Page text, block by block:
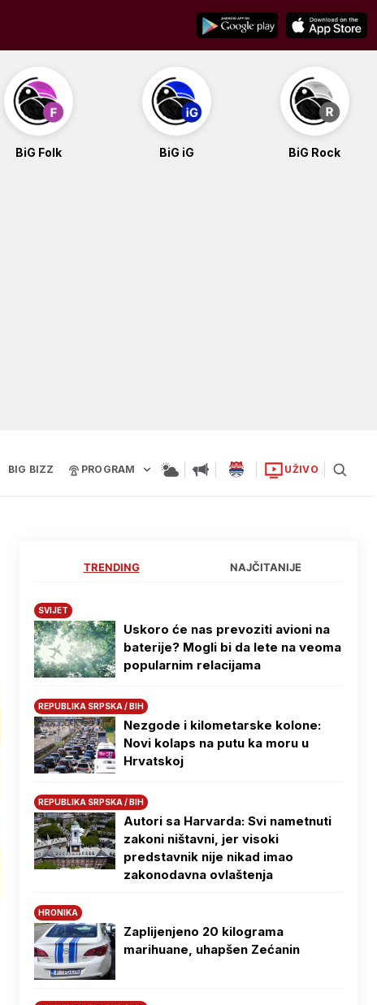
BiG Folk BiG iG BiG Rock
BIG BIZZ PROGRAM UŽIVO
TRENDING NAJČITANIJE
SVIJET
Uskoro će nas prevoziti avioni na
baterije? Mogli bi da lete na veoma
popularnim relacijama
REPUBLIKA SRPSKA / BIH
Nezgode i kilometarske kolone:
Novi kolaps na putu ka moru u
Hrvatskoj
REPUBLIKA SRPSKA / BIH
Autori sa Harvarda: Svi nametnuti
zakoni ništavni, jer visoki
predstavnik nije nikad imao
zakonodavna ovlaštenja
HRONIKA
Zaplijenjeno 20 kilograma
marihuane, uhapšen Zećanin